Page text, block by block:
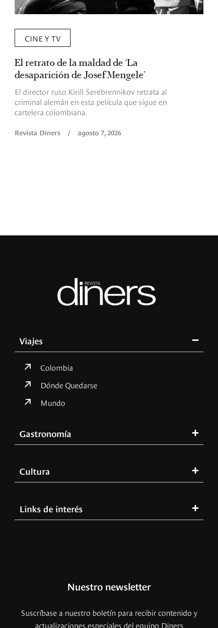
CINE Y TV
El retrato de la maldad de ‘La
desaparición de Josef Mengele’
El director ruso Kirill Serebrennikov retrata al
criminal alemán en esta película que sigue en
cartelera colombiana.
Revista Diners / agosto 7, 2026
Viajes
Colombia
Dónde Quedarse
Mundo
Gastronomía
Cultura
Links de interés
Nuestro newsletter
Suscríbase a nuestro boletín para recibir contenido y
actualizaciones especiales del equipo Diners